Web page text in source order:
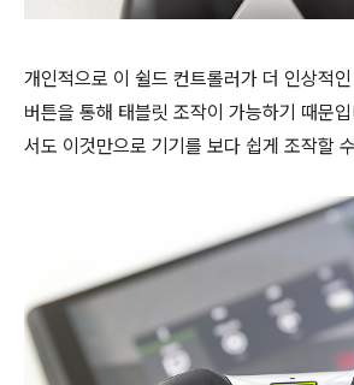
개인적으로 이 쉴드 컨트롤러가 더 인상적
버튼을 통해 태블릿 조작이 가능하기 때문
서도 이것만으로 기기를 보다 쉽게 조작할